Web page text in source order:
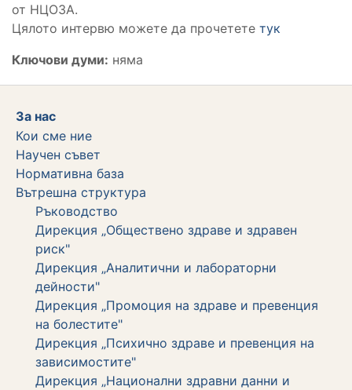
от НЦОЗА.
Цялото интервю можете да прочетете тук
Ключови думи: няма
За нас
Кои сме ние
Научен съвет
Нормативна база
Вътрешна структура
Ръководство
Дирекция „Обществено здраве и здравен
риск"
Дирекция „Аналитични и лабораторни
дейности"
Дирекция „Промоция на здраве и превенция
на болестите"
Дирекция „Психично здраве и превенция на
зависимостите"
Дирекция „Национални здравни данни и